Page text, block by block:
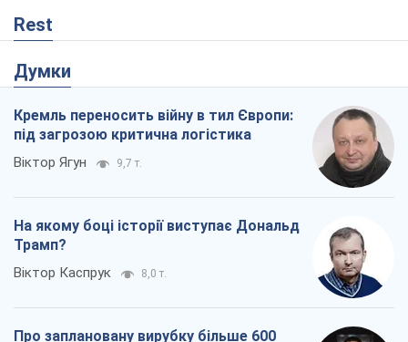
Rest
Думки
Кремль переносить війну в тил Європи:
під загрозою критична логістика
Віктор Ягун 9,7 т.
На якому боці історії виступає Дональд
Трамп?
Віктор Каспрук 8,0 т.
Про заплановану вирубку більше 600